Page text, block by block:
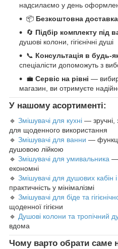
надсилаємо у день
📦 Безкоштовна
🔄 Підбір комплекту під
душові колони, гігієнічні душі
📞 Консультація в будь-
спеціалісти допоможуть з
💼 Сервіс на рівні —
магазин, ви отримуєте
У нашому асортименті:
🔹 Змішувачі для кухні — зручні,
для щоденного використання
🔹 Змішувачі для ванни —
душовою лійкою
🔹 Змішувачі для умивальника —
економні
🔹 Змішувачі для душових кабін
практичність у мінімалізмі
🔹 Змішувачі для біде та
щоденної гігієни
🔹 Душові колони та тропічний
вдома
Чому варто обрати саме